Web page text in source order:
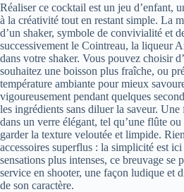
Réaliser ce cocktail est un jeu d’enfant,
à la créativité tout en restant simple. La
d’un shaker, symbole de convivialité et
successivement le Cointreau, la liqueur
dans votre shaker. Vous pouvez choisir
souhaitez une boisson plus fraîche, ou
température ambiante pour mieux
vigoureusement pendant quelques
les ingrédients sans diluer la saveur.
dans un verre élégant, tel qu’une flûte
garder la texture veloutée et limpide.
accessoires superflus : la simplicité est
sensations plus intenses, ce breuvage se
service en shooter, une façon ludique et
de son caractère.